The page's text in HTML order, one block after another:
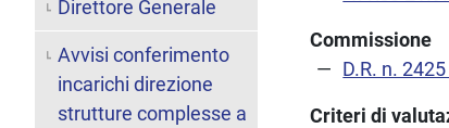
Commissione
D.R. n.
Criteri di
Direttore Generale
Avvisi conferimento
incarichi direzione
strutture complesse a